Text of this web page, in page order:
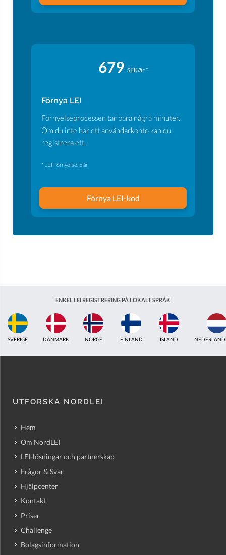
679 SEK/år *
Förnya LEI
Förnyelseprocessen tar bara några minuter.
Om du inte har ett användarkonto kan du
registrera ett.
* LEI-förnyelse, 5 år
Förnya LEI-kod
ENKEL LEI REGISTRERING PÅ LOKALT SPRÅK
ISLAND NEDERLÄNDERNA STORBRITANNIEN ESTLAND
UTFORSKA NORDLEI
Hem
Om NordLEI
LEI-lösningar och partnerskap
Frågor & Svar
Hjälpcenter
Kontakt
Priser
Challenge
Bolagsinformation